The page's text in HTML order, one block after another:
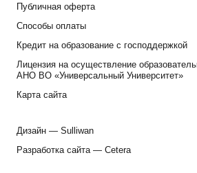
Публичная оферта
Способы оплаты
Кредит на образование с господдержкой
Лицензия на осуществление
АНО ВО «Универсальный Университет»
Карта сайта
Дизайн — Sulliwan
Разработка сайта — Cetera